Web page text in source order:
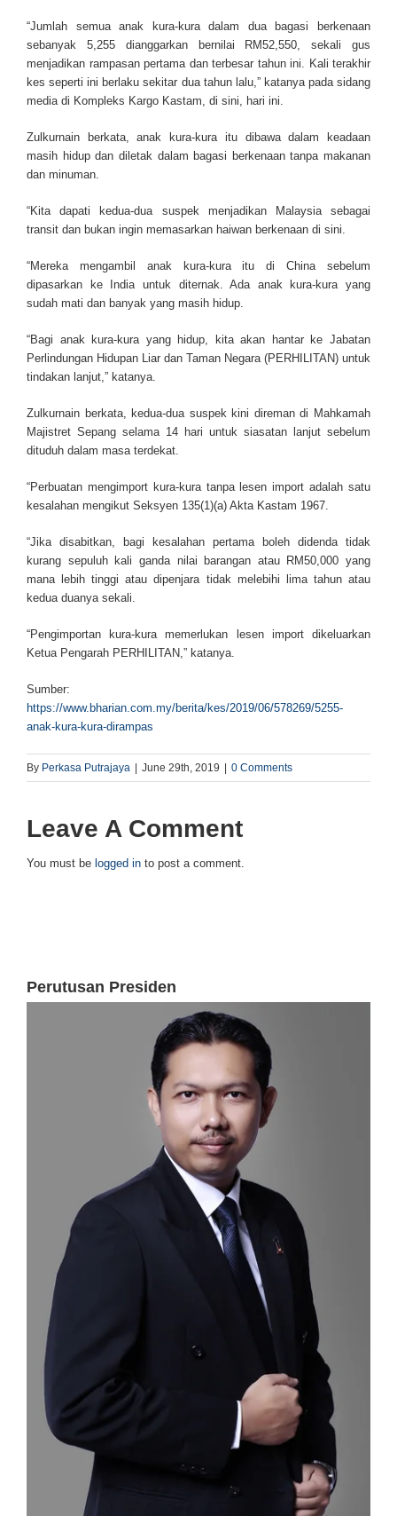
“Jumlah semua anak kura-kura dalam dua bagasi berkenaan
sebanyak 5,255 dianggarkan bernilai RM52,550, sekali gus
menjadikan rampasan pertama dan terbesar tahun ini. Kali terakhir
kes seperti ini berlaku sekitar dua tahun lalu,” katanya pada sidang
media di Kompleks Kargo Kastam, di sini, hari ini.
Zulkurnain berkata, anak kura-kura itu dibawa dalam keadaan
masih hidup dan diletak dalam bagasi berkenaan tanpa makanan
dan minuman.
“Kita dapati kedua-dua suspek menjadikan Malaysia sebagai
transit dan bukan ingin memasarkan haiwan berkenaan di sini.
“Mereka mengambil anak kura-kura itu di China sebelum
dipasarkan ke India untuk diternak. Ada anak kura-kura yang
sudah mati dan banyak yang masih hidup.
“Bagi anak kura-kura yang hidup, kita akan hantar ke Jabatan
Perlindungan Hidupan Liar dan Taman Negara (PERHILITAN) untuk
tindakan lanjut,” katanya.
Zulkurnain berkata, kedua-dua suspek kini direman di Mahkamah
Majistret Sepang selama 14 hari untuk siasatan lanjut sebelum
dituduh dalam masa terdekat.
“Perbuatan mengimport kura-kura tanpa lesen import adalah satu
kesalahan mengikut Seksyen 135(1)(a) Akta Kastam 1967.
“Jika disabitkan, bagi kesalahan pertama boleh didenda tidak
kurang sepuluh kali ganda nilai barangan atau RM50,000 yang
mana lebih tinggi atau dipenjara tidak melebihi lima tahun atau
kedua duanya sekali.
“Pengimportan kura-kura memerlukan lesen import dikeluarkan
Ketua Pengarah PERHILITAN,” katanya.
Sumber:
https://www.bharian.com.my/berita/kes/2019/06/578269/5255-
anak-kura-kura-dirampas
By Perkasa Putrajaya | June 29th, 2019 | 0 Comments
Leave A Comment
You must be logged in to post a comment.
Perutusan Presiden